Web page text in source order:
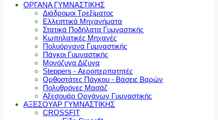
ΟΡΓΑΝΑ ΓΥΜΝΑΣΤΙΚΗΣ
Διάδρομοι Τρεξίματος
Ελλειπτικά Μηχανήματα
Στατικά Ποδήλατα Γυμναστικής
Κωπηλατικές Μηχανές
Πολυόργανα Γυμναστικής
Πάγκοι Γυμναστικής
Μονόζυγα Δίζυγα
Steppers - Αεροπερπατητές
Ορθοστάτες Πάγκου - Βάσεις Βαρών
Πολυθρόνες Μασάζ
Αξεσουάρ Οργάνων Γυμναστικής
ΑΞΕΣΟΥΑΡ ΓΥΜΝΑΣΤΙΚΗΣ
CROSSFIT